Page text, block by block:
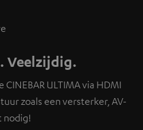
Veelzijdig.
ULTIMA via HDMI
zoals een versterker, AV-
nodig!